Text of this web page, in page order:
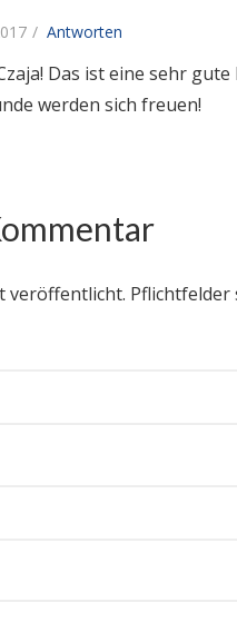
Antworten
Das ist eine sehr
werden sich freuen!
veröffentlicht. Pflichtfelder